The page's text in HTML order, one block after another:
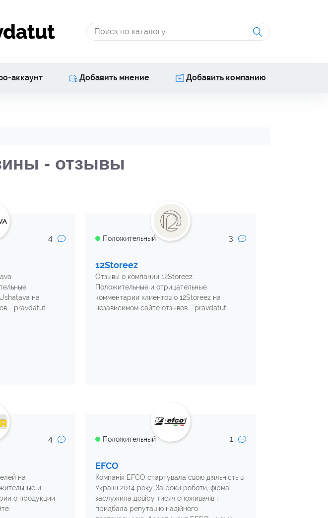
аккаунт Добавить мнение Добавить компанию
- отзывы
4
на
- pravdatut.
Положительный 3
12Storeez
Отзывы о компании 12Storeez.
Положительные и отрицательные
комментарии клиентов о 12Storeez на
независимом сайте отзывов - pravdatut.
4
на
и
о продукции
Положительный 1
EFCO
Компанія EFCO стартувала свою діяльність в
Україні 2014 року. За роки роботи, фірма
заслужила довіру тисяч споживачів і
придбала репутацію надійного